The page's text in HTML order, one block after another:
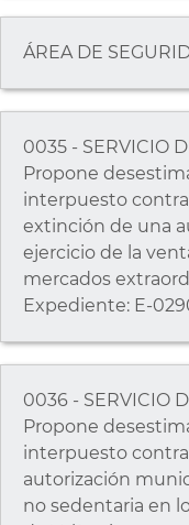
ÁREA DE
0035 - SERVICIO
Propone
interpuesto
extinción de una
ejercicio de la
mercados
Expediente: E-
0036 - SERVICIO
Propone
interpuesto
autorización
no sedentaria en